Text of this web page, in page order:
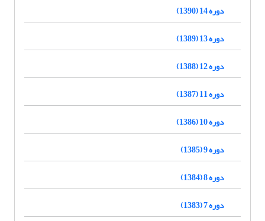
دوره 14 (1390)
دوره 13 (1389)
دوره 12 (1388)
دوره 11 (1387)
دوره 10 (1386)
دوره 9 (1385)
دوره 8 (1384)
دوره 7 (1383)